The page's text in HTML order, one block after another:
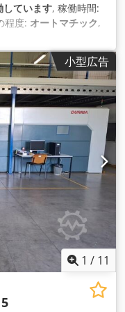
しています, 稼働時間:
程度: オートマチック,
:
:ファイバーレーザー,
, レーザー稼働時間:
大板厚:25 mm, 鋼板
厚さ（最大）:25 mm,
板厚さ（最大）:20
ル幅:1,500 mm, 作業
軸移動量:3,000 mm
:169 m/分, 位置決め精
ク重量（最大）:890
相 , 冷却方式: 水, 装備:
, ノズルチェンジャ
小型広告
1 / 11